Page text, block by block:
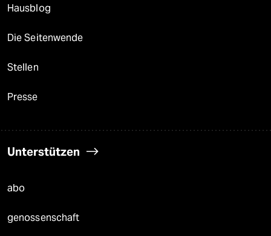
Hausblog
Die Seitenwende
Stellen
Presse
Unterstützen
abo
genossenschaft